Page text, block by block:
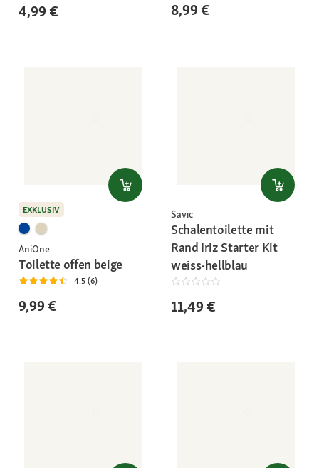
4,99 € 8,99 €
EXKLUSIV
AniOne
Toilette offen beige
4.5 (6)
9,99 €
Savic
Schalentoilette mit
Rand Iriz Starter Kit
weiss-hellblau
11,49 €